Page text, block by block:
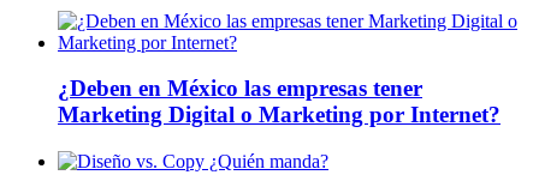
¿Deben en México las empresas tener
Marketing Digital o Marketing por Internet?